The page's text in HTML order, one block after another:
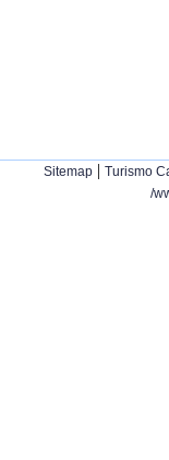
Sitemap | Turismo
/